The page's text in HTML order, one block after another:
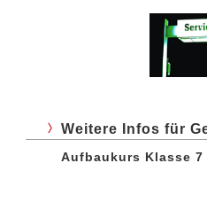
Weitere Infos für
Aufbaukurs Klasse 7